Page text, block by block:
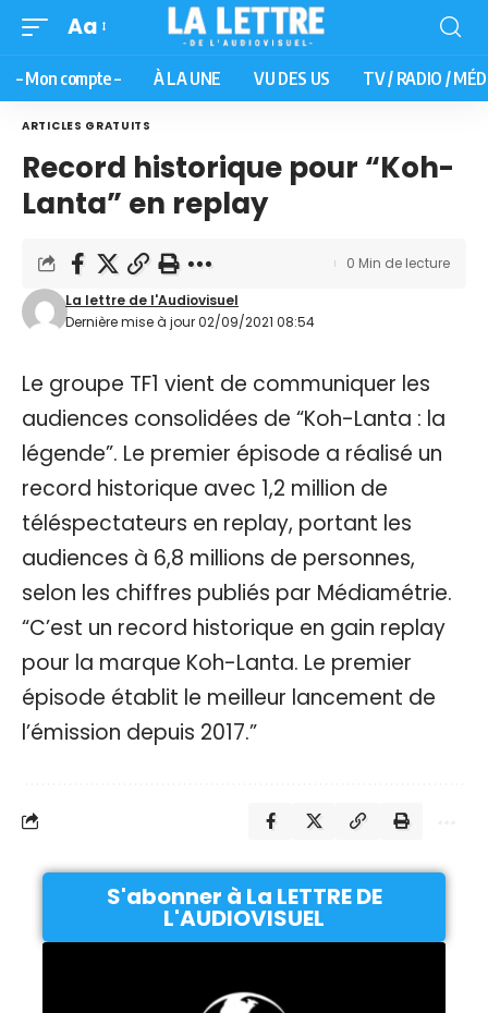
Aa
– Mon compte – À LA UNE VU DES US TV / RADIO /
ARTICLES GRATUITS
Record historique pour “Koh-
Lanta” en replay
Dernière mise à jour 02/09/2021 08:54
La lettre de l'Audiovisuel
0 Min de lecture
Le groupe TF1 vient de communiquer les
audiences consolidées de “Koh-Lanta : la
légende”. Le premier épisode a réalisé un
record historique avec 1,2 million de
téléspectateurs en replay, portant les
audiences à 6,8 millions de personnes,
selon les chiffres publiés par Médiamétrie.
“C’est un record historique en gain replay
pour la marque Koh-Lanta. Le premier
épisode établit le meilleur lancement de
l’émission depuis 2017.”
S'abonner à La LETTRE DE
L'AUDIOVISUEL